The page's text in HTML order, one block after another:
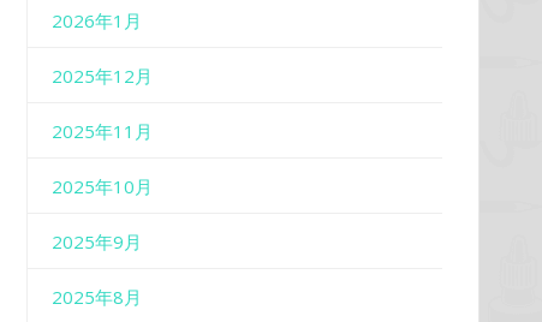
2026年1月
2025年12月
2025年11月
2025年10月
2025年9月
2025年8月